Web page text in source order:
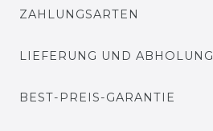
ZAHLUNGSARTEN
LIEFERUNG UND ABHOLUNG
BEST-PREIS-GARANTIE